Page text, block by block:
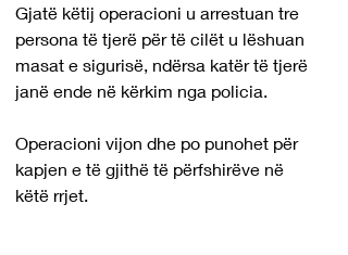
Gjatë këtij operacioni u arrestuan tre
persona të tjerë për të cilët u lëshuan
masat e sigurisë, ndërsa katër të tjerë
janë ende në kërkim nga policia.
Operacioni vijon dhe po punohet për
kapjen e të gjithë të përfshirëve në
këtë rrjet.